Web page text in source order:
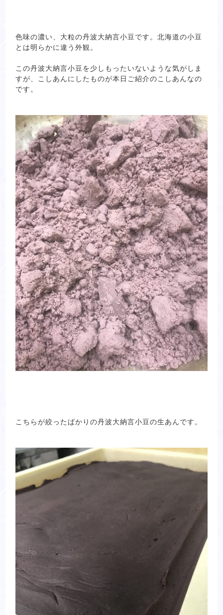
色味の濃い、大粒の丹波大納言小豆です。北海道の小豆
とは明らかに違う外観。
この丹波大納言小豆を少しもったいないような気がしま
すが、こしあんにしたものが本日ご紹介のこしあんなの
です。
こちらが絞ったばかりの丹波大納言小豆の生あんです。